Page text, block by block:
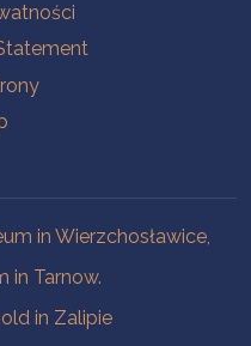
in Wierzchosławice,
in Tarnow.
in Zalipie